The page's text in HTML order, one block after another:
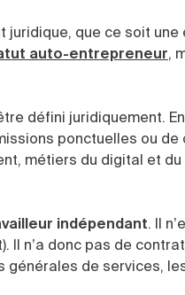
que ce soit
auto-entrepreneur,
défini juridiquement.
ponctuelles ou
métiers du digital et
indépendant. Il
Il n’a donc pas de
de services,